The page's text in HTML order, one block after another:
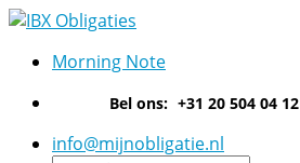
Morning Note
Bel ons: +31 20 504 04 12
info@mijnobligatie.nl